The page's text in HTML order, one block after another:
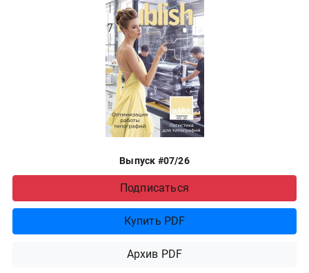
Выпуск #07/26
Подписаться
Купить PDF
Архив PDF